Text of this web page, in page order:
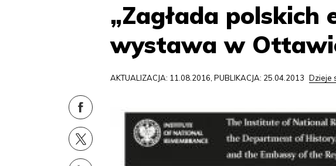
„Zagłada
wystawa w
AKTUALIZACJA: 11.08.2016, PUBLIKACJA: 25.04.2013 Dzieje